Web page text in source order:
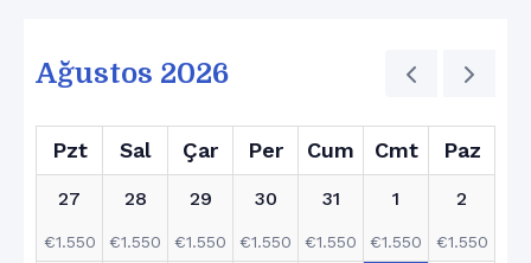
Ağustos 2026
Pzt Sal Çar Per Cum Cmt Paz
27
€1.550
28
€1.550
29
€1.550
30
€1.550
31
€1.550
1
€1.550
2
€1.550